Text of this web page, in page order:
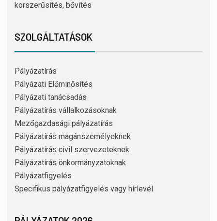
korszerűsítés, bővítés
SZOLGÁLTATÁSOK
Pályázatírás
Pályázati Előminősítés
Pályázati tanácsadás
Pályázatírás vállalkozásoknak
Mezőgazdasági pályázatírás
Pályázatírás magánszemélyeknek
Pályázatírás civil szervezeteknek
Pályázatírás önkormányzatoknak
Pályázatfigyelés
Specifikus pályázatfigyelés vagy hírlevél